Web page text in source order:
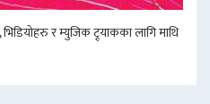
र म्युजिक ट्र्याकका लागि माथि